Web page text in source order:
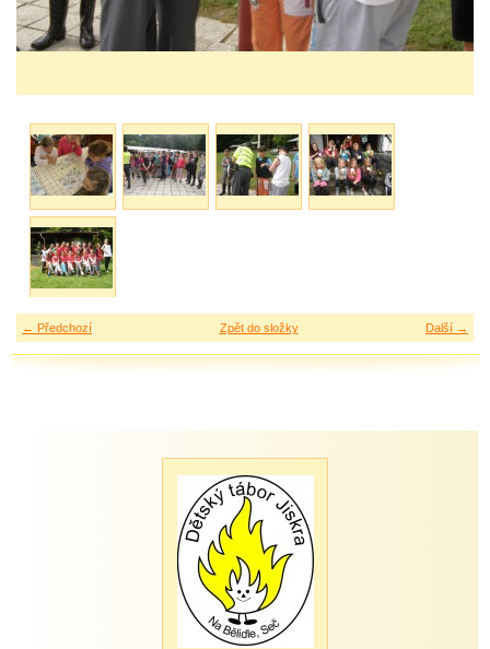
← Předchozí Další →
Zpět do složky